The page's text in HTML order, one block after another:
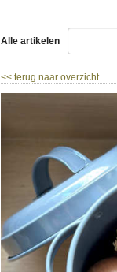
Alle artikelen
<<terug naar overzicht